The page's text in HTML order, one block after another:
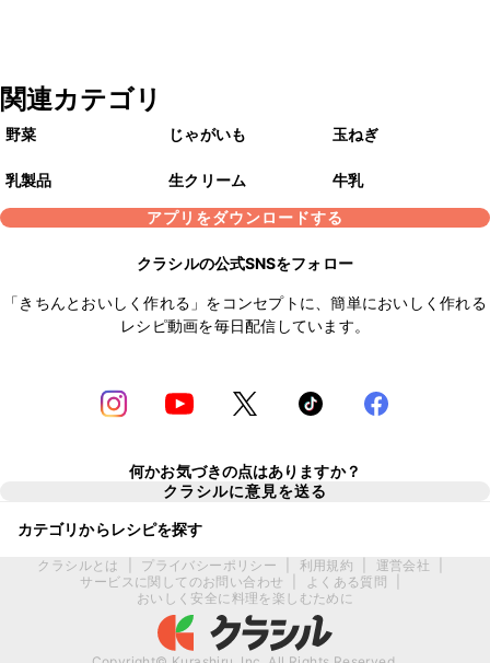
関連カテゴリ
野菜 じゃがいも 玉ねぎ
乳製品 生クリーム
牛乳
アプリをダウンロードする
クラシルの公式SNSをフォロー
「きちんとおいしく作れる」をコンセプトに、簡単においしく作れる
レシピ動画を毎日配信しています。
何かお気づきの点はありますか？
クラシルに意見を送る
カテゴリからレシピを探す
クラシルとは プライバシーポリシー 利用規約 運営会社
サービスに関してのお問い合わせ
よくある質問
おいしく安全に料理を楽しむために